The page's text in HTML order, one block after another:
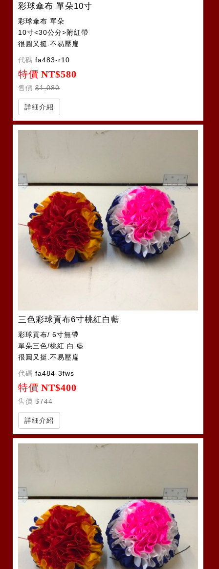
彩球傘布 單朵10寸
彩球傘布 單朵
10寸<30公分>附紅帶
很圓又挺.不易壓扁
代碼 fa483-r10
特價 NT$580
售價 $1,080
詳細介紹
三色彩球貢布6寸桃紅白藍
彩球貢布/ 6寸無帶
單朵三色/桃紅.白.藍
很圓又挺.不易壓扁
代碼 fa484-3fws
特價 NT$400
售價 $744
詳細介紹